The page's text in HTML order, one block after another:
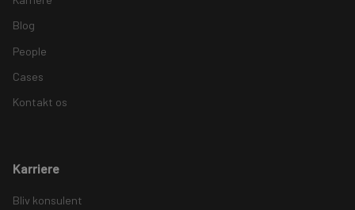
Blog
People
Cases
Kontakt os
Karriere
Bliv konsulent